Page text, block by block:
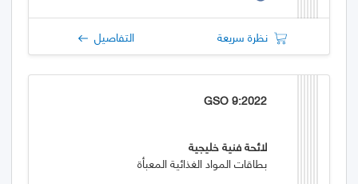
نظرة سريعة التفاصيل
GSO 9:2022
لائحة فنية خليجية
بطاقات المواد الغذائية المعبأة